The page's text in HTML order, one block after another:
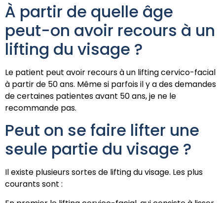
À partir de quelle âge
peut-on avoir recours à un
lifting du visage ?
Le patient peut avoir recours à un lifting cervico-facial
à partir de 50 ans. Même si parfois il y a des demandes
de certaines patientes avant 50 ans, je ne le
recommande pas.
Peut on se faire lifter une
seule partie du visage ?
Il existe plusieurs sortes de lifting du visage. Les plus
courants sont :